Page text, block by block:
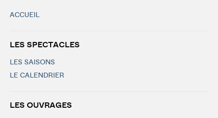
ACCUEIL
LES SPECTACLES
LES SAISONS
LE CALENDRIER
LES OUVRAGES